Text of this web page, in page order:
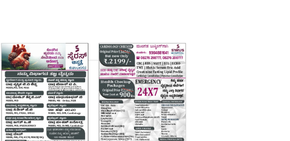
Login Register
Home
Contact
Daily Coffee Rates